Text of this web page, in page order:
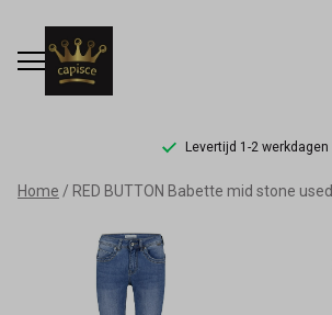
Levertijd 1-2 werkdagen
RED
BUTTON
Babette
Home RED BUTTON Babette mid stone used